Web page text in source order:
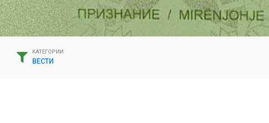
КАТЕГОРИИ
ВЕСТИ